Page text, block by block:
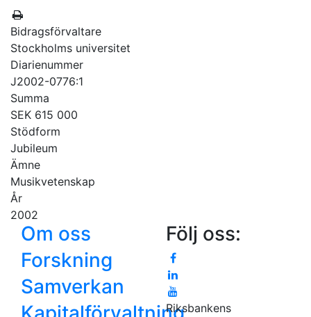
Bidragsförvaltare
Stockholms universitet
Diarienummer
J2002-0776:1
Summa
SEK 615 000
Stödform
Jubileum
Ämne
Musikvetenskap
År
2002
Om oss
Forskning
Samverkan
Följ oss:
Riksbankens